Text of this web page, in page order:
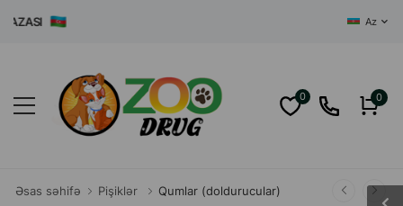
Az
0 0
Əsas səhifə Pişiklər Qumlar (doldurucular)